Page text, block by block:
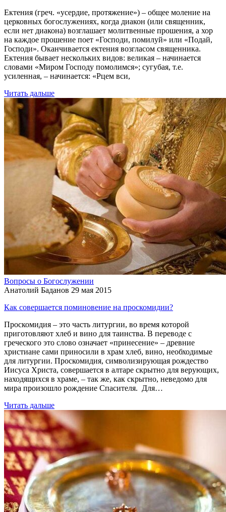
Ектения (греч. «усердие, протяжение») – общее моление на
церковных богослужениях, когда диакон (или священник,
если нет диакона) возглашает молитвенные прошения, а хор
на каждое прошение поет «Господи, помилуй» или «Подай,
Господи». Оканчивается ектения возгласом священника.
Ектения бывает нескольких видов: великая – начинается
словами «Миром Господу помолимся»; сугубая, т.е.
усиленная, – начинается: «Рцем вси,
Читать дальше
Вопросы о Богослужении
Анатолий Баданов 29 мая 2015
Как совершается поминовение на проскомидии?
Проскомидия – это часть литургии, во время которой
приготовляют хлеб и вино для таинства. В переводе с
греческого это слово означает «принесение» – древние
христиане сами приносили в храм хлеб, вино, необходимые
для литургии. Проскомидия, символизирующая рождество
Иисуса Христа, совершается в алтаре скрытно для верующих,
находящихся в храме, – так же, как скрытно, неведомо для
мира произошло рождение Спасителя. Для…
Читать дальше